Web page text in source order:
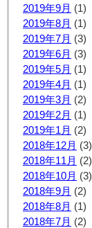
2019年9月 (1)
2019年8月 (1)
2019年7月 (3)
2019年6月 (3)
2019年5月 (1)
2019年4月 (1)
2019年3月 (2)
2019年2月 (1)
2019年1月 (2)
2018年12月 (3)
2018年11月 (2)
2018年10月 (3)
2018年9月 (2)
2018年8月 (1)
2018年7月 (2)